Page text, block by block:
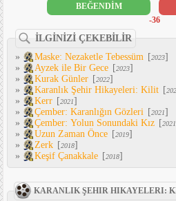
BEĞENDİM
-36
İLGİNİZİ ÇEKEBİLİR
»
Maske: Nezaketle Tebessüm [2023]
»
Ayzek ile Bir Gece [2023]
»
Kurak Günler [2022]
»
Karanlık Şehir Hikayeleri: Kilit [
»
Kerr [2021]
»
Çember: Karanlığın Gözleri [2021]
»
Çember: Yolun Sonundaki Kız [2021
»
Uzun Zaman Önce [2019]
»
Zerk [2018]
»
Keşif Çanakkale [2018]
KARANLIK ŞEHIR HIKAYELERI: